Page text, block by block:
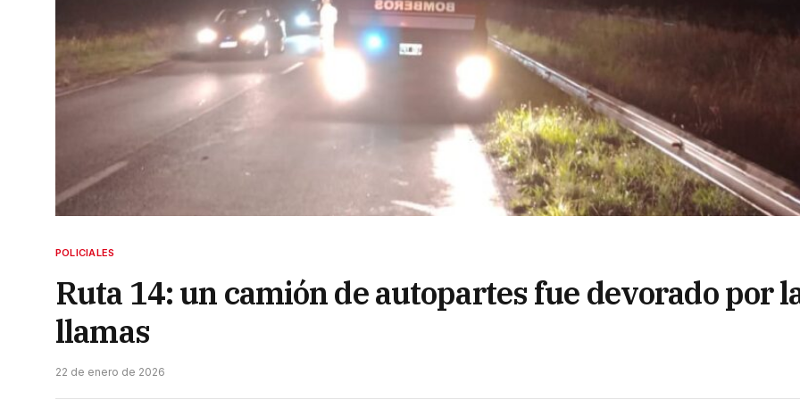
POLICIALES
Ruta 14: un camión de autopartes fue devorado por
llamas
22 de enero de 2026